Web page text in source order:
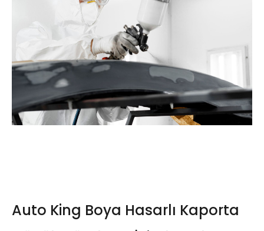
Auto King Boya Hasarlı Kaporta